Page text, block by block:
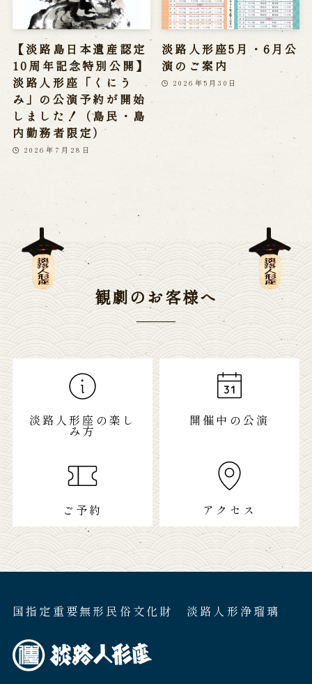
【淡路島日本遺産認定
10周年記念特別公開】
淡路人形座「くにう
み」の公演予約が開始
しました！（島民・島
内勤務者限定）
2026年7月28日
淡路人形座5月・6月公
演のご案内
2026年5月30日
観劇のお客様へ
淡路人形座の楽し
み方
開催中の公演
ご予約 アクセス
国指定重要無形民俗文化財 淡路人形浄瑠璃